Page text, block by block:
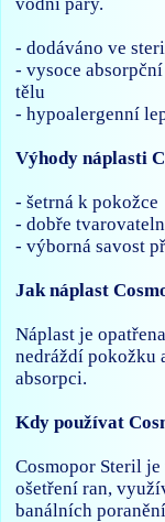
- dodáváno ve
- vysoce
tělu
- hypoalergenní
Výhody náplasti
- šetrná k pokožce
- dobře
- výborná savost
Jak náplast
Náplast je
nedráždí pokožku
absorpci.
Kdy používat
Cosmopor Steril
ošetření ran,
banálních